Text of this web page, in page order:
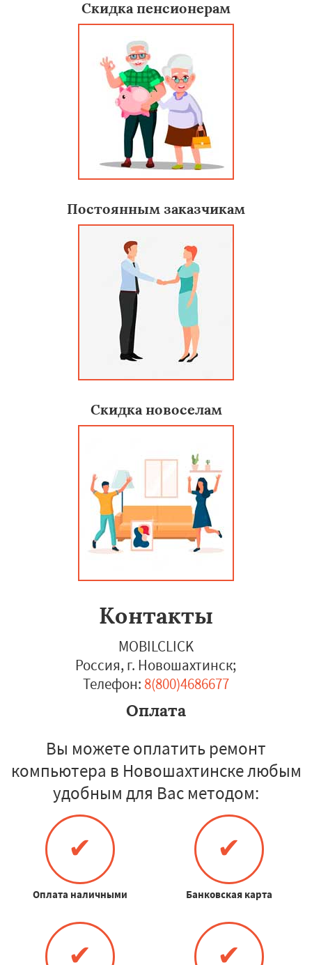
Скидка пенсионерам
Постоянным заказчикам
Скидка новоселам
Контакты
MOBILCLICK
Россия, г. Новошахтинск;
Телефон: 8(800)4686677
Оплата
Вы можете оплатить ремонт
компьютера в Новошахтинске любым
удобным для Вас методом:
✔
Оплата наличными
✔
Банковская карта
✔ ✔